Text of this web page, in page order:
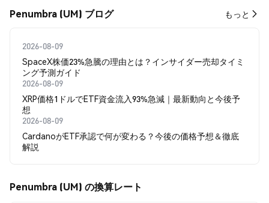
Penumbra (UM) ブログ もっと
2026-08-09
SpaceX株価23%急騰の理由とは？インサイダー売却タイミ
ング予測ガイド
2026-08-09
XRP価格1ドルでETF資金流入93%急減｜最新動向と今後予
想
2026-08-09
CardanoがETF承認で何が変わる？今後の価格予想＆徹底
解説
Penumbra (UM) の換算レート